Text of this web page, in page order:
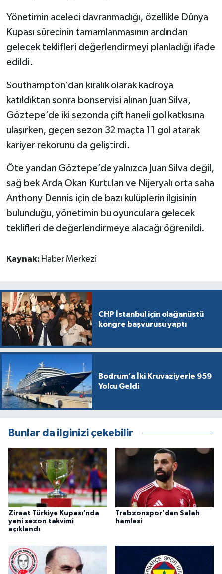
Yönetimin aceleci davranmadığı, özellikle Dünya
Kupası sürecinin tamamlanmasının ardından
gelecek teklifleri değerlendirmeyi planladığı ifade
edildi.
Southampton’dan kiralık olarak kadroya
katıldıktan sonra bonservisi alınan Juan Silva,
Göztepe’de iki sezonda çift haneli gol katkısına
ulaşırken, geçen sezon 32 maçta 11 gol atarak
kariyer rekorunu da geliştirdi.
Öte yandan Göztepe’de yalnızca Juan Silva değil,
sağ bek Arda Okan Kurtulan ve Nijeryalı orta saha
Anthony Dennis için de bazı kulüplerin ilgisinin
bulunduğu, yönetimin bu oyunculara gelecek
teklifleri de değerlendirmeye alacağı öğrenildi.
Kaynak: Haber Merkezi
CHP İstanbul için olağanüstü
kongre başvurusu yaptı
Bodrum’a İki Kruvaziyerle 959
Yolcu Geldi
Bunlar da ilginizi çekebilir
Ziraat Türkiye Kupası’nda
yeni sezon takvimi
açıklandı
Trabzonspor'dan Salah
hamlesi